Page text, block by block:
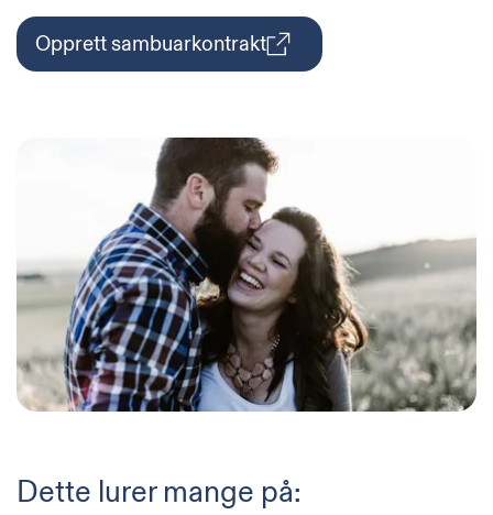
Opprett sambuarkontrakt
Dette lurer mange på: